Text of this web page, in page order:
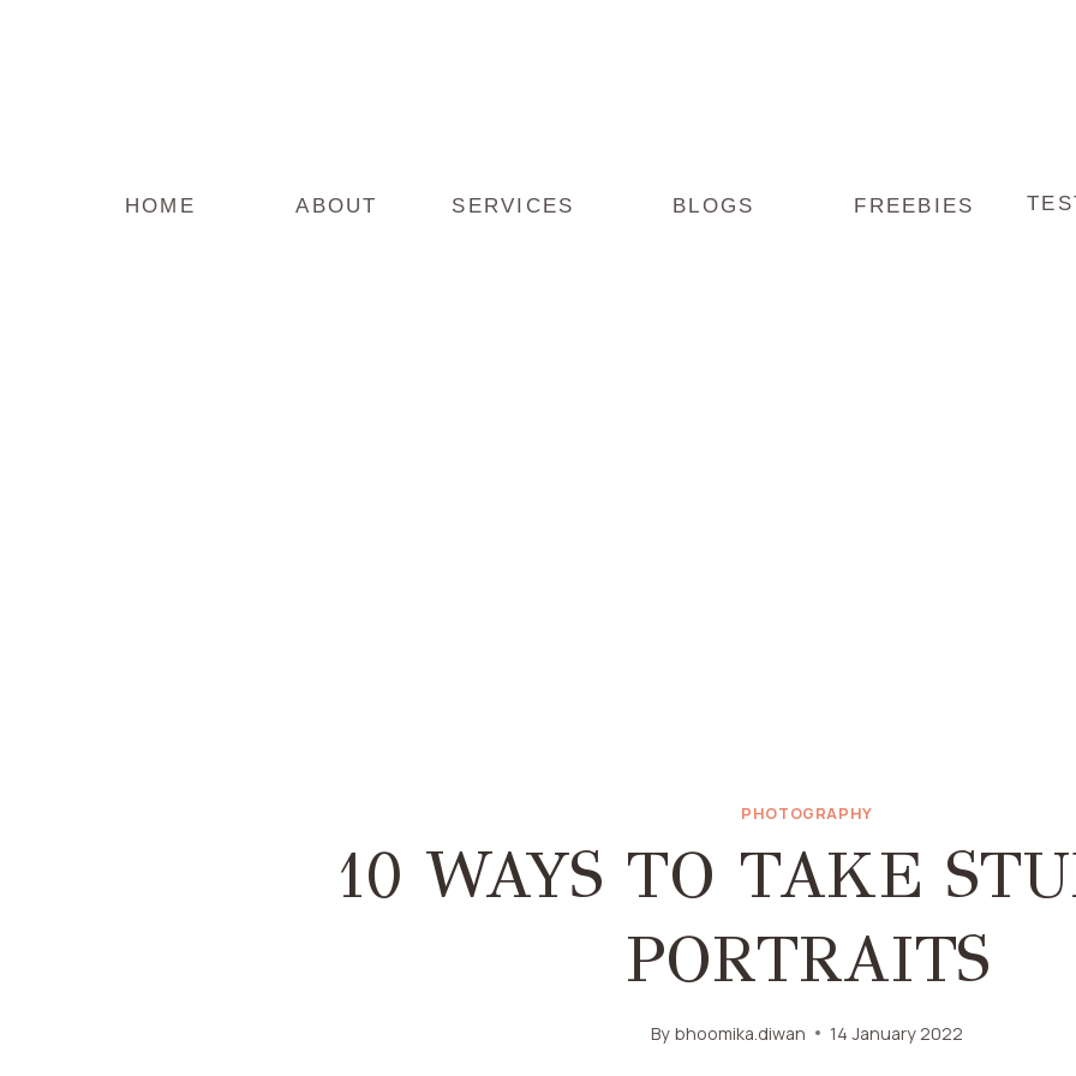
HOME ABOUT SERVICES BLOGS FREEBIES
PHOTOGRAPHY
10 WAYS TO TAKE
PORTRAITS
By bhoomika.diwan 14 January 2022